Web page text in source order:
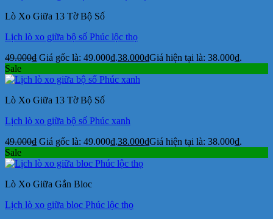
Lò Xo Giữa 13 Tờ Bộ Số
Lịch lò xo giữa bộ số Phúc lộc thọ
49.000₫ Giá gốc là: 49.000₫.38.000₫Giá hiện tại là: 38.000₫.
Sale
Lò Xo Giữa 13 Tờ Bộ Số
Lịch lò xo giữa bộ số Phúc xanh
49.000₫ Giá gốc là: 49.000₫.38.000₫Giá hiện tại là: 38.000₫.
Sale
Lò Xo Giữa Gắn Bloc
Lịch lò xo giữa bloc Phúc lộc thọ